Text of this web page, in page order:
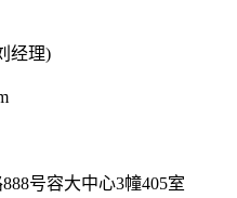
经理)
号容大中心3幢405室